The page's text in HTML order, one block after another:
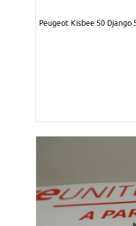
Peugeot Kisbee 50 Django